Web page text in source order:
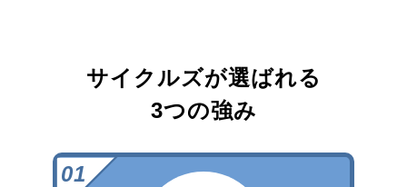
サイクルズが選ばれる
3つの強み